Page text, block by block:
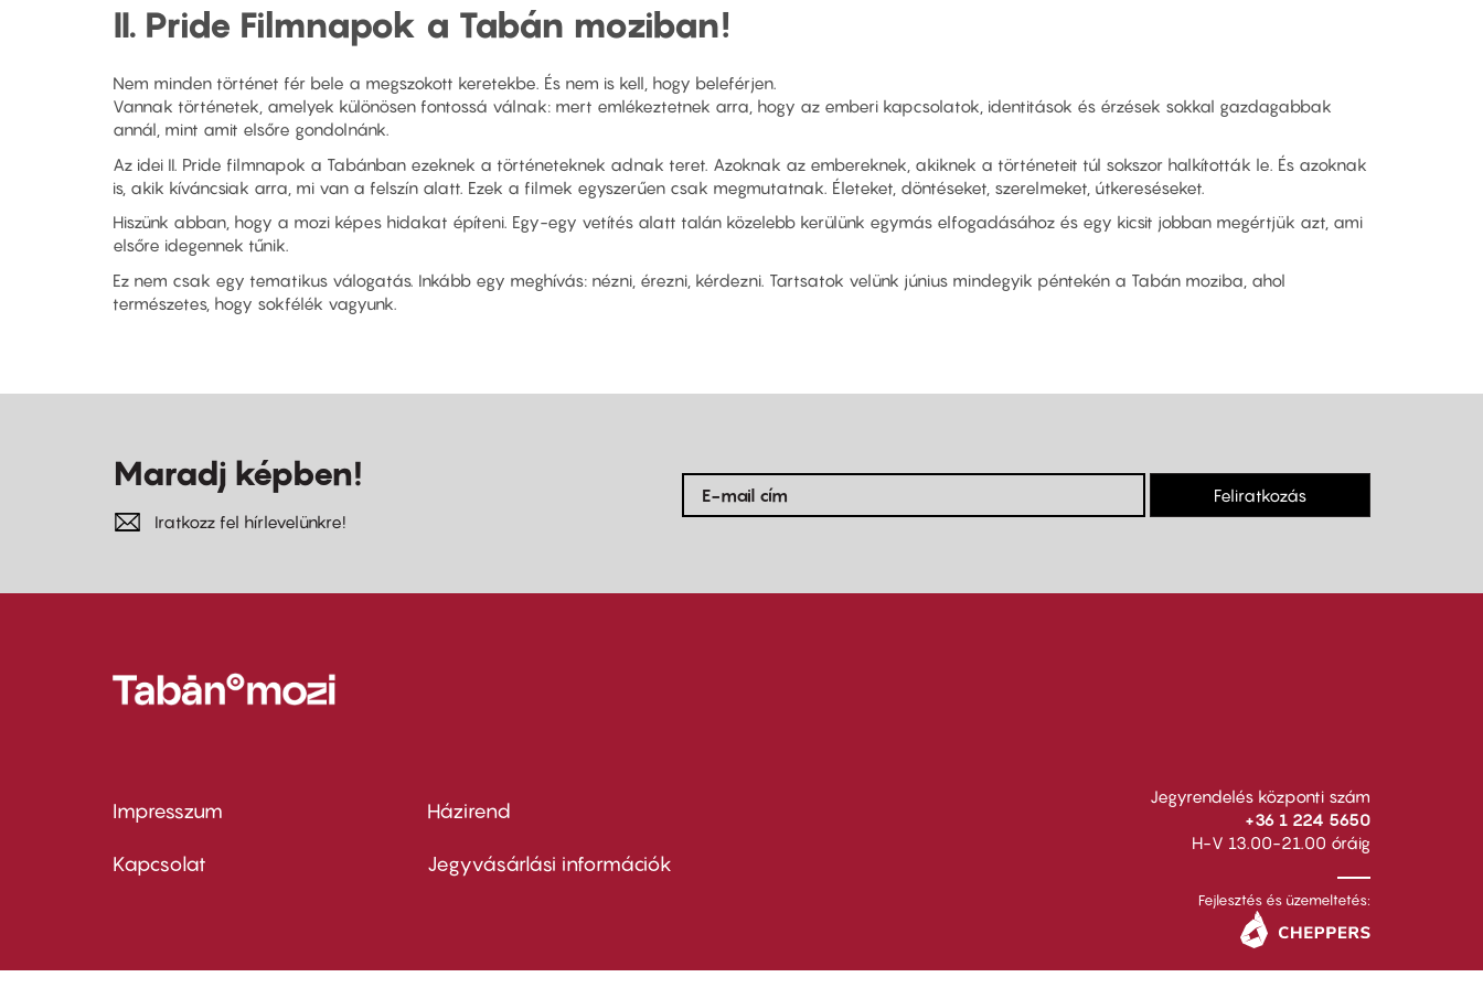
II. Pride Filmnapok a Tabán moziban!
Nem minden történet fér bele a megszokott keretekbe. És nem is kell, hogy beleférjen.
Vannak történetek, amelyek különösen fontossá válnak: mert emlékeztetnek arra, hogy az emberi kapcsolatok, identitások és érzések sokkal gazdagabbak
annál, mint amit elsőre gondolnánk.
Az idei II. Pride filmnapok a Tabánban ezeknek a történeteknek adnak teret. Azoknak az embereknek, akiknek a történeteit túl sokszor halkították le. És azoknak
is, akik kíváncsiak arra, mi van a felszín alatt. Ezek a filmek egyszerűen csak megmutatnak. Életeket, döntéseket, szerelmeket, útkereséseket.
Hiszünk abban, hogy a mozi képes hidakat építeni. Egy-egy vetítés alatt talán közelebb kerülünk egymás elfogadásához és egy kicsit jobban megértjük azt, ami
elsőre idegennek tűnik.
Ez nem csak egy tematikus válogatás. Inkább egy meghívás: nézni, érezni, kérdezni. Tartsatok velünk június mindegyik péntekén a Tabán moziba, ahol
természetes, hogy sokfélék vagyunk.
Maradj képben!
Iratkozz fel hírlevelünkre!
Feliratkozás
Footer
menu
Impresszum
Kapcsolat
Footer
menu
Házirend
Jegyvásárlási információk
Jegyrendelés központi szám
+36 1 224 5650
H-V 13.00-21.00 óráig
Fejlesztés és üzemeltetés: